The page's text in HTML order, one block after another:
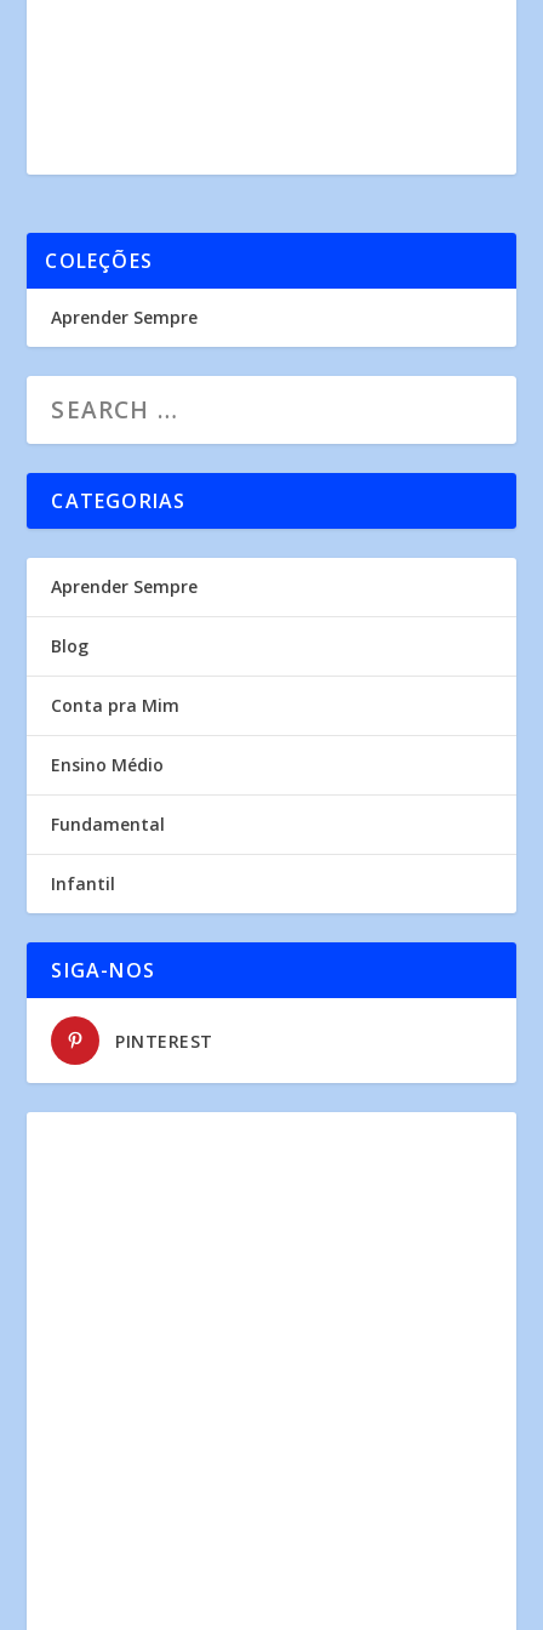
COLEÇÕES
Aprender Sempre
CATEGORIAS
Aprender Sempre
Blog
Conta pra Mim
Ensino Médio
Fundamental
Infantil
SIGA-NOS
PINTEREST